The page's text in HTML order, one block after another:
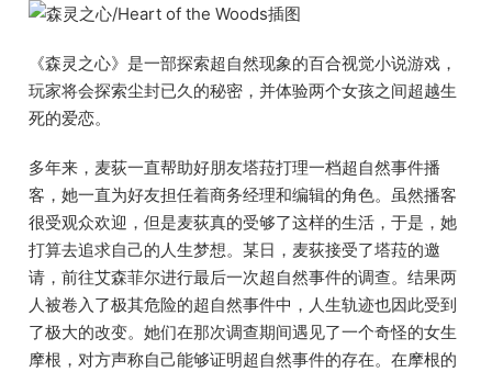
《森灵之心》是一部探索超自然现象的百合视觉小说游戏，
玩家将会探索尘封已久的秘密，并体验两个女孩之间超越生
死的爱恋。
多年来，麦荻一直帮助好朋友塔菈打理一档超自然事件播
客，她一直为好友担任着商务经理和编辑的角色。虽然播客
很受观众欢迎，但是麦荻真的受够了这样的生活，于是，她
打算去追求自己的人生梦想。某日，麦荻接受了塔菈的邀
请，前往艾森菲尔进行最后一次超自然事件的调查。结果两
人被卷入了极其危险的超自然事件中，人生轨迹也因此受到
了极大的改变。她们在那次调查期间遇见了一个奇怪的女生
摩根，对方声称自己能够证明超自然事件的存在。在摩根的